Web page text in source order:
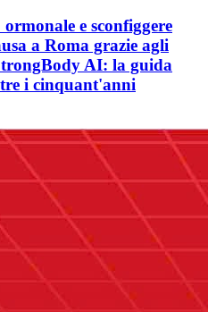
e sconfiggere
a Roma grazie agli
AI: la guida
i cinquant'anni